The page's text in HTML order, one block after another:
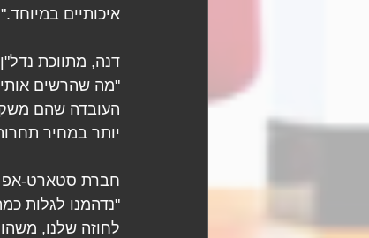
איכותיים במיוחד."
דנה, מתווכת
"מה שהרשים
העובדה שהם
יותר במחיר
חברת סטארט-אפ
"נדהמנו לגלות
לחוזה שלנו,